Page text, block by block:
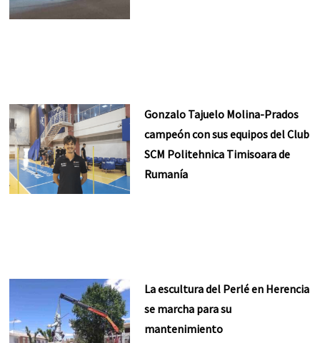
Gonzalo Tajuelo Molina-Prados
campeón con sus equipos del Club
SCM Politehnica Timisoara de
Rumanía
La escultura del Perlé en Herencia
se marcha para su
mantenimiento